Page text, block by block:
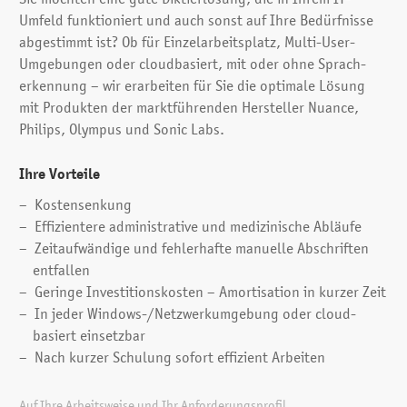
Sie sagen und steht Ihnen 356 Tage jederzeit zur
Verfügung.
Informationstransfer / Wartezeiten
Warten Sie manchmal lange auf wichtige Informationen
von Kollegen oder Spitälern? Dauert auch bei Ihnen in der
Tag?
Diktieren Sie direkt in den Computer und erstellen schnell
und einfach Berichte oder Überweisungsschreiben selber,
wenn die Zeit drängt. Das Abtippen der Diktate durch Ihre
MPA und Korrekturlesen durch Sie entfällt. So können Sie
vielfach dem Patienten den Bericht sogar direkt nach der
Untersuchung mitgeben. Gemäss Anwender-Feedback
sparen Ärzte und Praxen bei der Dokumentation mit
unserer Spracherkennungslösung bis zu 50 Prozent Zeit.
Umfeld funktioniert und auch sonst auf Ihre Bedürfnisse
abgestimmt ist? Ob für Einzel­arbeits­platz, Multi-User-
Umgebungen oder cloud­basiert, mit oder ohne Sprach­
erkennung – wir erarbeiten für Sie die optimale Lösung
mit Produkten der markt­führenden Hersteller Nuance,
Philips, Olympus und Sonic Labs.
Ihre Vorteile
Kostensenkung
Effizientere administrative und medizinische Abläufe
Zeitaufwändige und fehler­hafte manuelle Abschriften
entfallen
Geringe Investitions­kosten – Amortisation in kurzer Zeit
In jeder Windows-/Netzwerk­umgebung oder cloud­
basiert einsetzbar
Nach kurzer Schulung sofort effizient Arbeiten